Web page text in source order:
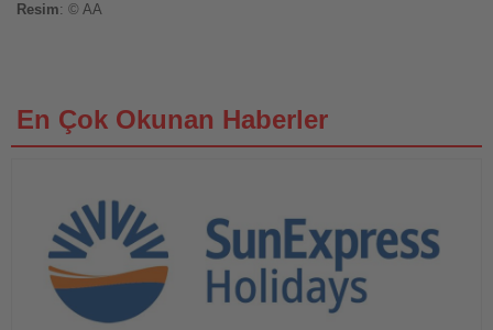
Resim: © AA
En Çok Okunan Haberler